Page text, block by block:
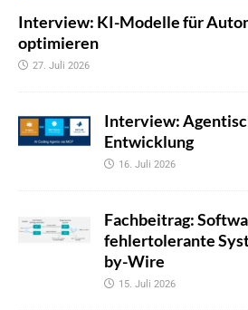
Interview: KI-Modelle für
optimieren
27. Juli 2026
Interview:
Entwicklung
16. Juli 2026
Fachbeitrag:
fehlertolerante
by-Wire
15. Juli 2026